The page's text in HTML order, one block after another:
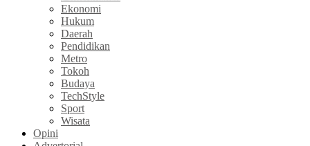
Ekonomi
Hukum
Daerah
Pendidikan
Metro
Tokoh
Budaya
TechStyle
Sport
Wisata
Opini